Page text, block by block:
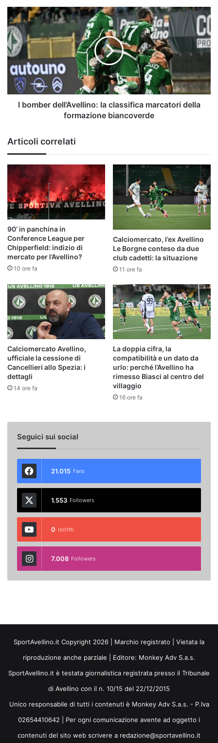
successo
più
bello
è..."
bomber
dell’Avellino:
la
classifica
marcatori
della
formazione
biancoverde
I bomber dell’Avellino: la classifica marcatori della
formazione biancoverde
Articoli correlati
90’ in panchina in
Conference League per
Chipperfield: indizio di
mercato per l’Avellino?
10 ore fa
Calciomercato, l’ex Avellino
Le Borgne conteso da due
club cadetti: la situazione
11 ore fa
Calciomercato Avellino,
ufficiale la cessione di
Cancellieri allo Spezia: i
dettagli
14 ore fa
La doppia cifra, la
compatibilità e un dato da
urlo: perché l’Avellino ha
rimesso Biasci al centro del
villaggio
16 ore fa
Seguici sui social
21.015 Fans
1.553 Followers
0 Iscritti
7.008 Followers
SportAvellino.it Copyright 2026 | Marchio registrato | Vietata la
riproduzione anche parziale | Editore: Monkey Adv S.a.s.
SportAvellino.it è testata giornalistica registrata presso il Tribunale
di Avellino con il n. 10/15 del 22/12/2015
Unico responsabile di tutti i contenuti è Monkey Adv S.a.s. - P.Iva
02654410642 | Per ogni comunicazione avente ad oggetto i
contenuti del sito web scrivere a redazione@sportavellino.it